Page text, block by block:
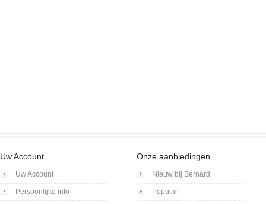
Uw Account
Uw Account
Persoonlijke info
Onze aanbiedingen
Nieuw bij Bernard
Populair